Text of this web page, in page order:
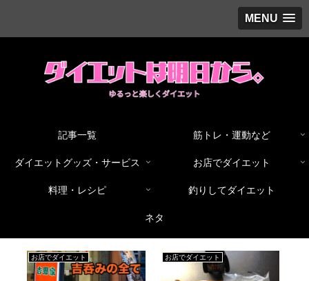
MENU
記事一覧 筋トレ・運動など
ダイエットグッズ・サービス お店でダイエット
料理・レシピ 釣りしてダイエット
ネタ
お店でダイエット お店でダイエット